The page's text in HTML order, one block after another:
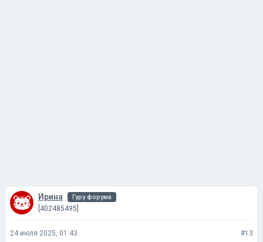
Ирина Гуру форума
[402485495]
24 июля 2025, 01:43 #13